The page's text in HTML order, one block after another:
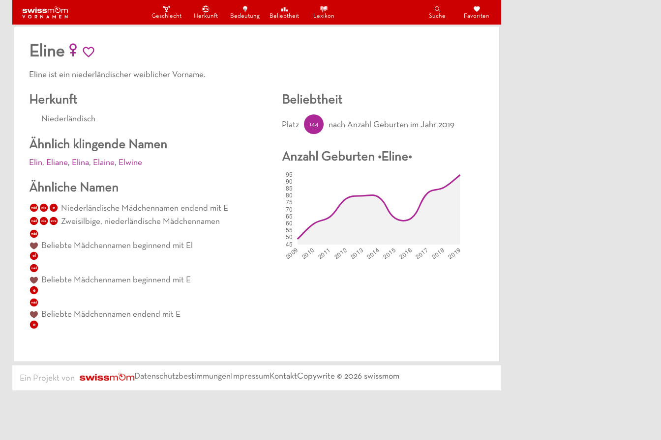
Geschlecht Herkunft Bedeutung Beliebtheit Lexikon Suche Favoriten
Eline
Eline ist ein niederländischer weiblicher Vorname.
Herkunft
Niederländisch
Ähnlich klingende Namen
Elin, Eliane, Elina, Elaine, Elwine
Ähnliche Namen
mäd nie e Niederländische Mädchennamen endend mit E
mäd nie zwe Zweisilbige, niederländische Mädchennamen
mäd
el
Beliebte Mädchennamen beginnend mit El
mäd
e
Beliebte Mädchennamen beginnend mit E
mäd
e
Beliebte Mädchennamen endend mit E
Beliebtheit
Platz 144 nach Anzahl Geburten im Jahr 2019
Anzahl Geburten •Eline•
Ein Projekt von DatenschutzbestimmungenImpressumKontaktCopywrite © 2026 swissmom